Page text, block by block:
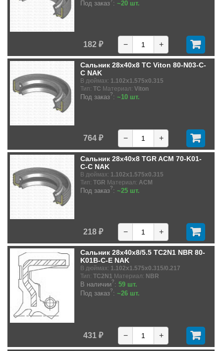
Под заказ : ~20 шт.
182 ₽ − +
Сальник 28x40x8 TC Viton 80-N03-C-
C NAK
В дюймах: 1.102x1.575x0.315
Тип: TC Материал: Viton
Под заказ?: ~10 шт.
764 ₽ − +
Сальник 28x40x8 TGR ACM 70-K01-
C-C NAK
В дюймах: 1.102x1.575x0.315
Тип: TGR Материал: ACM
Под заказ?: ~25 шт.
218 ₽ − +
Сальник 28x40x8/5.5 TC2N1 NBR 80-
K01B-C-E NAK
В дюймах: 1.102x1.575x0.315/0.217
Тип: TC2N1 Материал: NBR
В наличии?: 59 шт.
Под заказ?: ~26 шт.
431 ₽ − +